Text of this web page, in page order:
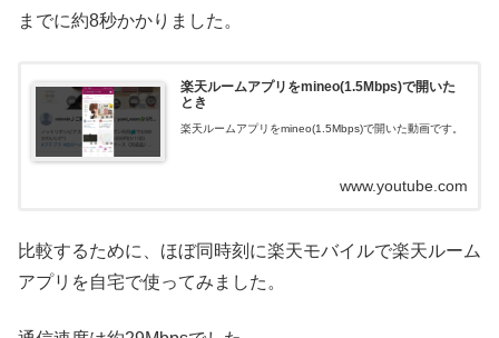
までに約8秒かかりました。
楽天ルームアプリをmineo(1.5Mbps)で開いた
とき
楽天ルームアプリをmineo(1.5Mbps)で開いた動画です。
www.youtube.com
比較するために、ほぼ同時刻に楽天モバイルで楽天ルーム
アプリを自宅で使ってみました。